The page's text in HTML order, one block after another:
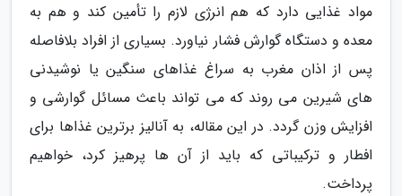
مواد غذایی دارد که هم انرژی لازم را تأمین کند و هم به
معده و دستگاه گوارش فشار نیاورد. بسیاری از افراد بلافاصله
پس از اذان مغرب به سراغ غذاهای سنگین یا نوشیدنی
های شیرین می روند که می تواند باعث مسائل گوارشی و
افزایش وزن گردد. در این مقاله، به آنالیز برترین غذاها برای
افطار و ترکیباتی که باید از آن ها پرهیز کرد، خواهیم
پرداخت.